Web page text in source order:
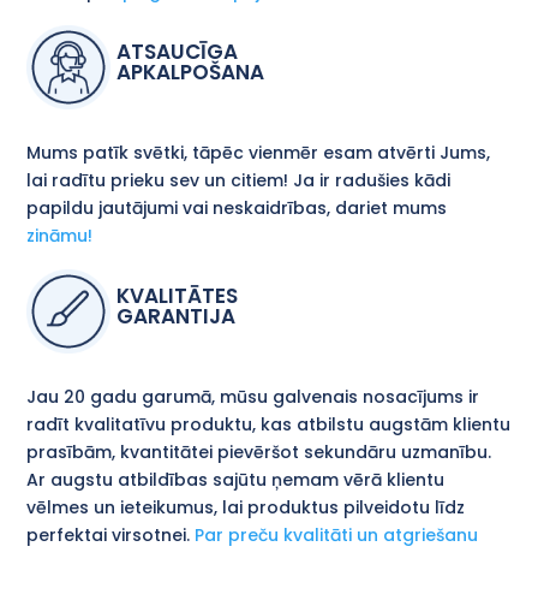
ATSAUCĪGA
APKALPOŠANA
Mums patīk svētki, tāpēc vienmēr esam atvērti Jums,
lai radītu prieku sev un citiem! Ja ir radušies kādi
papildu jautājumi vai neskaidrības, dariet mums
zināmu!
KVALITĀTES
GARANTIJA
Jau 20 gadu garumā, mūsu galvenais nosacījums ir
radīt kvalitatīvu produktu, kas atbilstu augstām klientu
prasībām, kvantitātei pievēršot sekundāru uzmanību.
Ar augstu atbildības sajūtu ņemam vērā klientu
vēlmes un ieteikumus, lai produktus pilveidotu līdz
perfektai virsotnei. Par preču kvalitāti un atgriešanu